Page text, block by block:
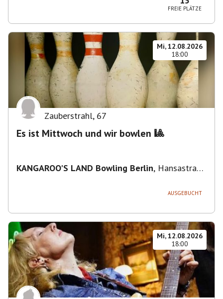
FREIE PLÄTZE
Mi, 12.08.2026
18:00
Zauberstrahl, 67
Es ist Mittwoch und wir bowlen 🎱
KANGAROO'S LAND Bowling Berlin, Hansastraße
AUSGEBUCHT
Mi, 12.08.2026
18:00